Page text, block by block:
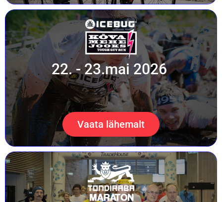
22. - 23.mai 2026
Vaata lähemalt